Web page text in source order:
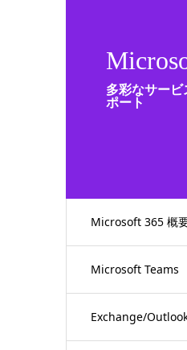
多彩なサー
ポート
Microsoft 365 概
Microsoft Teams
Exchange/